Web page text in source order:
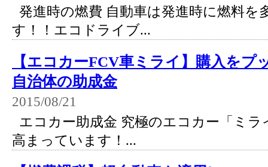
発進時の燃費 自動車は発進時に燃料を
す！！エコドライブ...
【エコカーFCV車ミライ】購入をプ
自治体の助成金
2015/08/21
エコカー助成金 究極のエコカー「ミラ
高まっています！...